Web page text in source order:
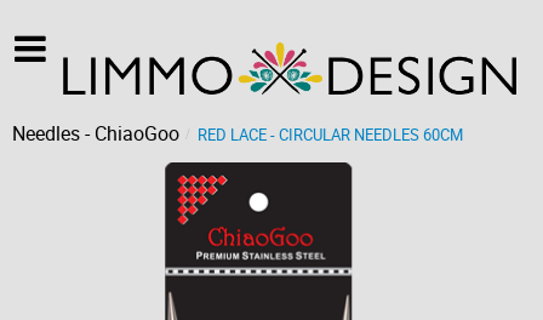
Needles - ChiaoGoo RED LACE - CIRCULAR NEEDLES 60CM